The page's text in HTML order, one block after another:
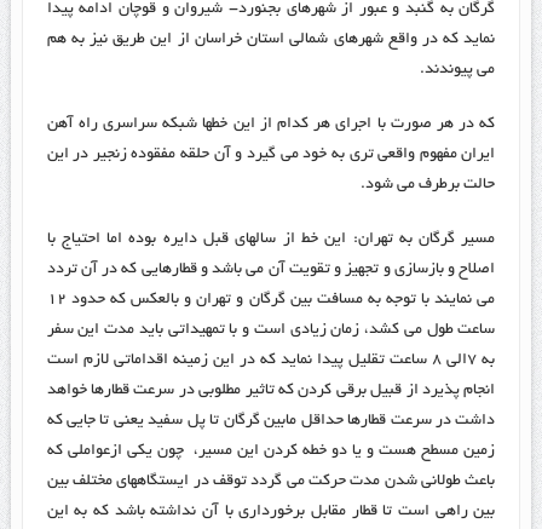
گرگان به گنبد و عبور از شهرهای بجنورد- شیروان و قوچان ادامه پیدا
نماید که در واقع شهرهای شمالی استان خراسان از این طریق نیز به هم
می پیوندند.
که در هر صورت با اجرای هر کدام از این خطها شبکه سراسری راه آهن
ایران مفهوم واقعی تری به خود می گیرد و آن حلقه مفقوده زنجیر در این
حالت برطرف می شود.
مسیر گرگان به تهران: این خط از سالهای قبل دایره بوده اما احتیاج با
اصلاح و بازسازی و تجهیز و تقویت آن می باشد و قطارهایی که در آن تردد
می نمایند با توجه به مسافت بین گرگان و تهران و بالعکس که حدود ۱۲
ساعت طول می کشد، زمان زیادی است و با تمهیداتی باید مدت این سفر
به ۷الی ۸ ساعت تقلیل پیدا نماید که در این زمینه اقداماتی لازم است
انجام پذیرد از قبیل برقی کردن که تاثیر مطلوبی در سرعت قطارها خواهد
داشت در سرعت قطارها حداقل مابین گرگان تا پل سفید یعنی تا جایی که
زمین مسطح هست و یا دو خطه کردن این مسیر، چون یکی ازعواملی که
باعث طولانی شدن مدت حرکت می گردد توقف در ایستگاههای مختلف بین
بین راهی است تا قطار مقابل برخورداری با آن نداشته باشد که به این